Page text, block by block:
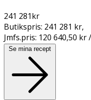
241 281kr
Butikspris: 241 281 kr,
Jmfs.pris: 120 640,50 kr
Se mina recept